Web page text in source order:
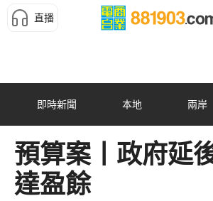
直播
即時新聞 本地 兩岸
預算案丨政府延
達盈餘